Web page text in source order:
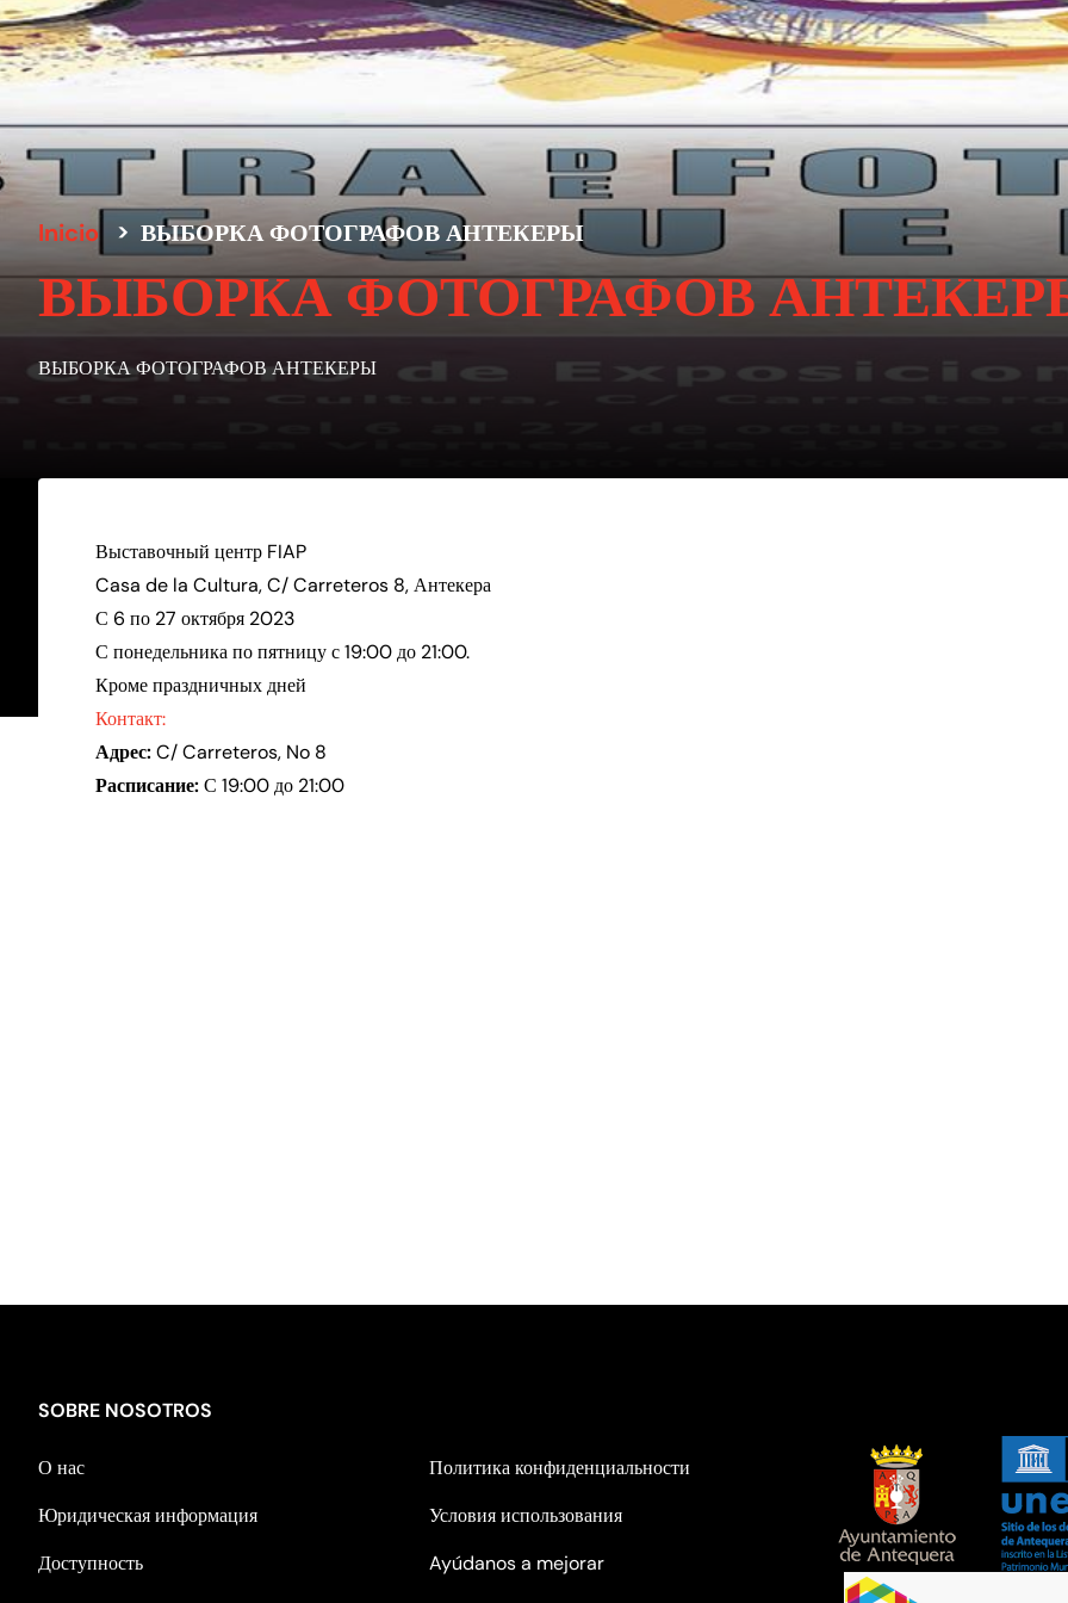
Inicio > ВЫБОРКА ФОТОГРАФОВ АНТЕКЕРЫ
ВЫБОРКА ФОТОГРАФОВ
ВЫБОРКА ФОТОГРАФОВ АНТЕКЕРЫ
Выставочный центр FIAP
Casa de la Cultura, C/ Carreteros 8, Антекера
С 6 по 27 октября 2023
С понедельника по пятницу с 19:00 до 21:00.
Кроме праздничных дней
Контакт:
Адрес:C/ Carreteros, No 8
Расписание:С 19:00 до 21:00
SOBRE NOSOTROS
О нас
Политика конфиденциальности
Юридическая информация
Условия использования
Доступность
Ayúdanos a mejorar